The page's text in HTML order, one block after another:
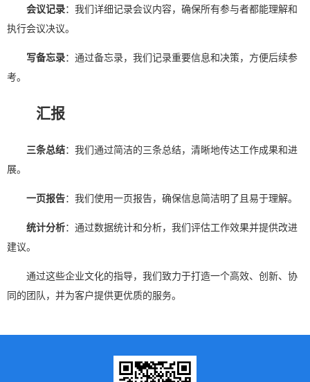
会议记录：我们详细记录会议内容，确保所有参与者都能理解和
执行会议决议。
写备忘录：通过备忘录，我们记录重要信息和决策，方便后续参
考。
汇报
三条总结：我们通过简洁的三条总结，清晰地传达工作成果和进
展。
一页报告：我们使用一页报告，确保信息简洁明了且易于理解。
统计分析：通过数据统计和分析，我们评估工作效果并提供改进
建议。
通过这些企业文化的指导，我们致力于打造一个高效、创新、协
同的团队，并为客户提供更优质的服务。